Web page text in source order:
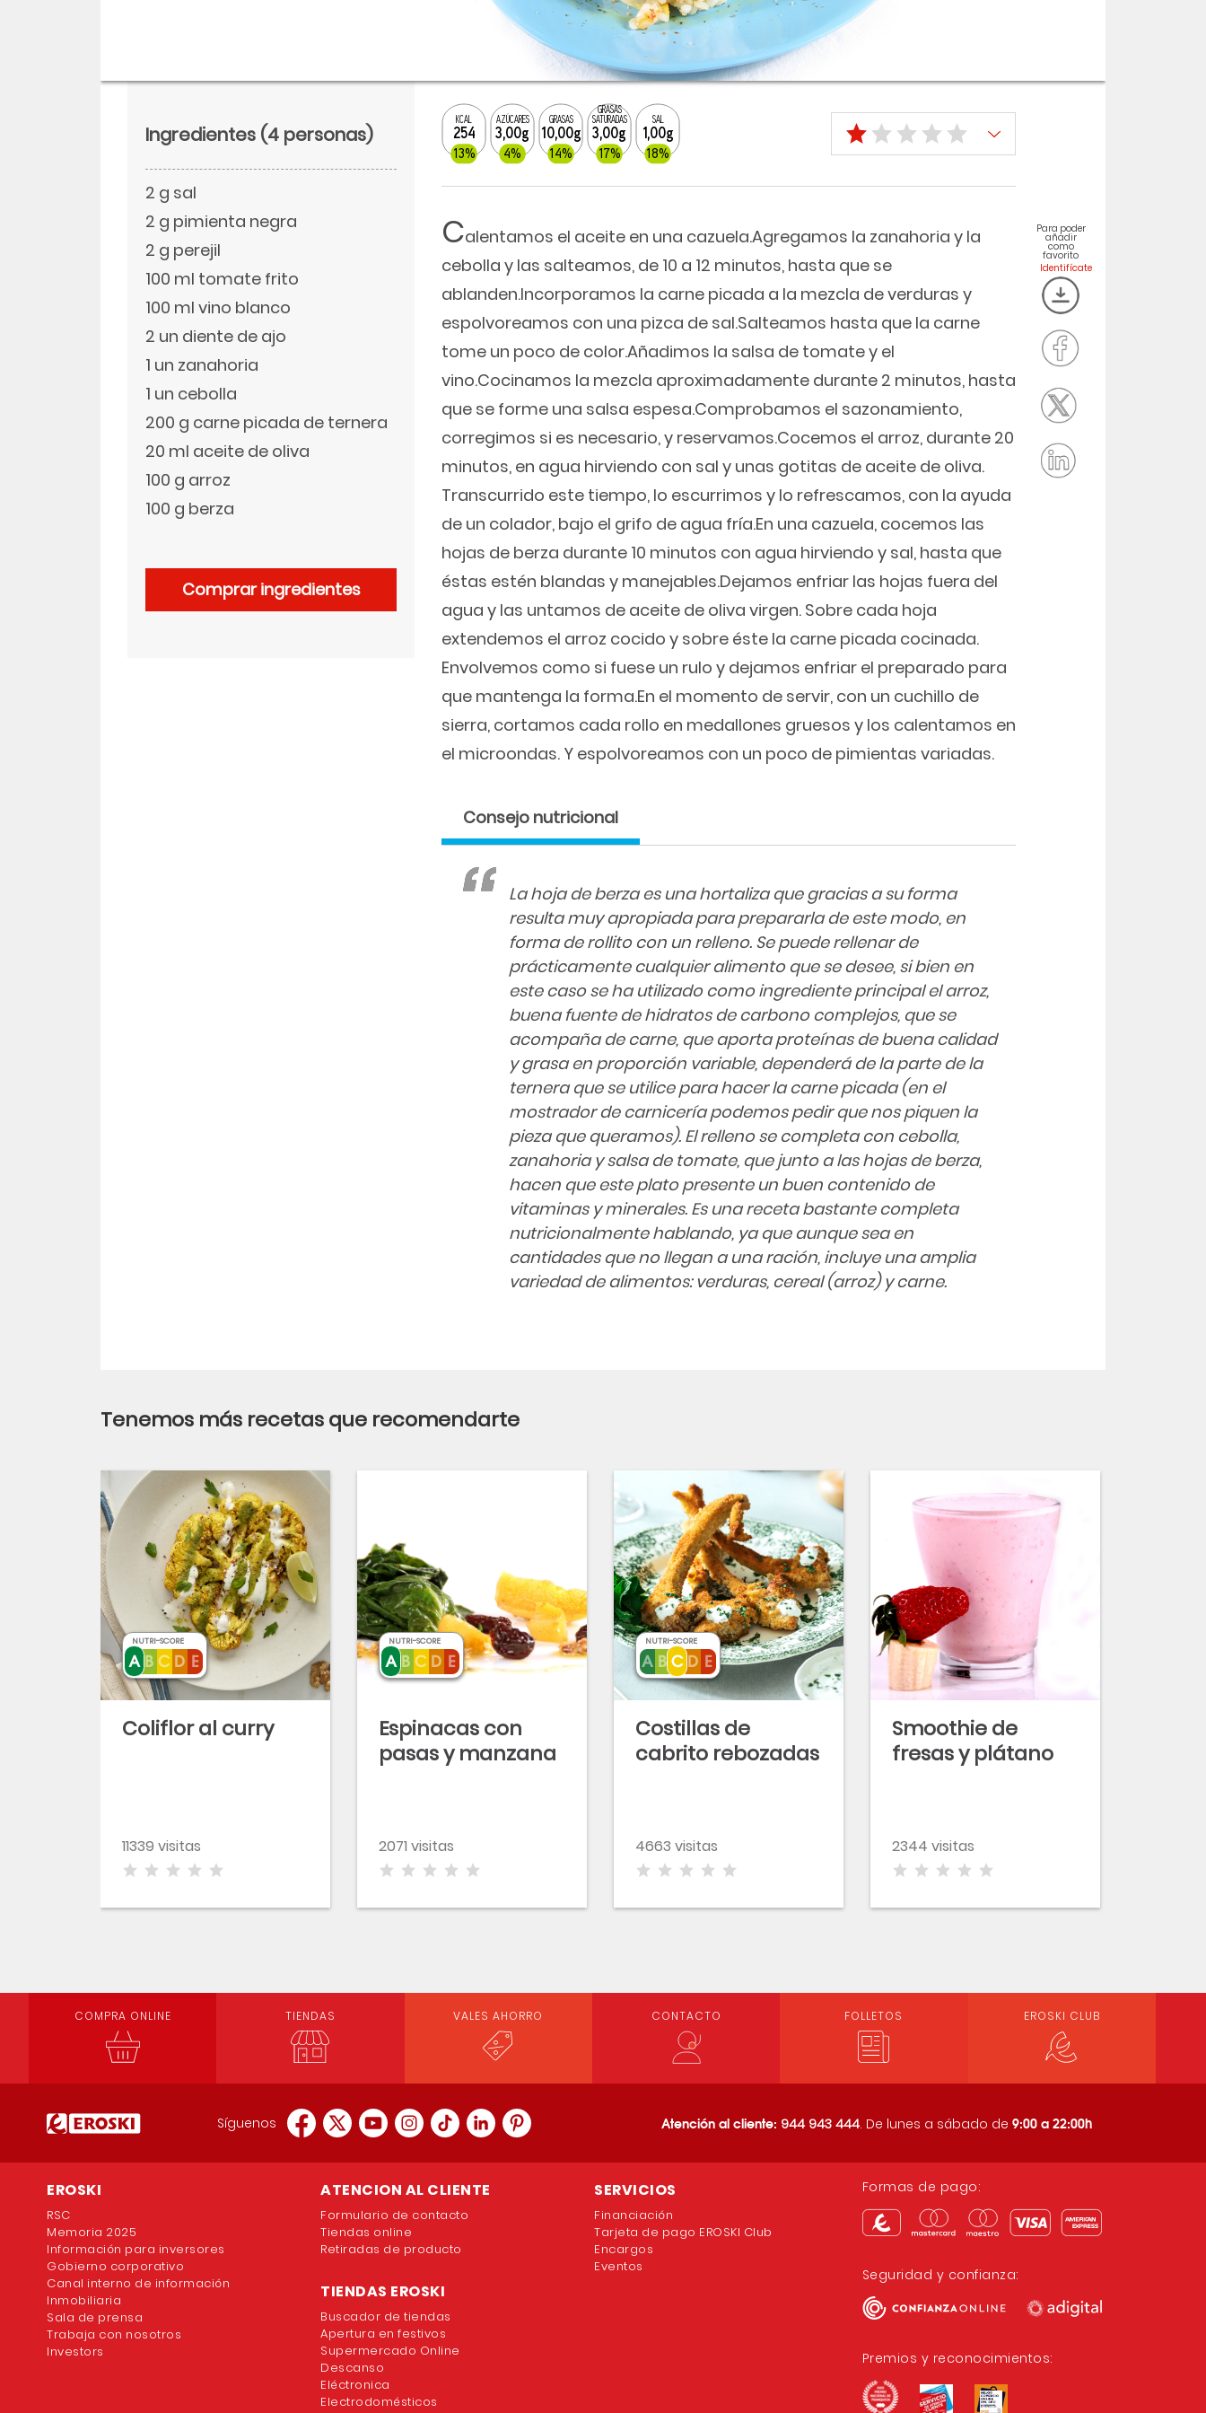
KCAL
254
13%
AZÚCARES
3,00g
4%
GRASAS
10,00g
14%
GRASAS
SATURADAS
3,00g
17%
SAL
1,00g
18%
Calentamos el aceite en una cazuela.Agregamos la zanahoria y la
cebolla y las salteamos, de 10 a 12 minutos, hasta que se
ablanden.Incorporamos la carne picada a la mezcla de verduras y
espolvoreamos con una pizca de sal.Salteamos hasta que la carne
tome un poco de color.Añadimos la salsa de tomate y el
vino.Cocinamos la mezcla aproximadamente durante 2 minutos, hasta
que se forme una salsa espesa.Comprobamos el sazonamiento,
corregimos si es necesario, y reservamos.Cocemos el arroz, durante 20
minutos, en agua hirviendo con sal y unas gotitas de aceite de oliva.
Transcurrido este tiempo, lo escurrimos y lo refrescamos, con la ayuda
de un colador, bajo el grifo de agua fría.En una cazuela, cocemos las
hojas de berza durante 10 minutos con agua hirviendo y sal, hasta que
éstas estén blandas y manejables.Dejamos enfriar las hojas fuera del
agua y las untamos de aceite de oliva virgen. Sobre cada hoja
extendemos el arroz cocido y sobre éste la carne picada cocinada.
Envolvemos como si fuese un rulo y dejamos enfriar el preparado para
que mantenga la forma.En el momento de servir, con un cuchillo de
sierra, cortamos cada rollo en medallones gruesos y los calentamos en
el microondas. Y espolvoreamos con un poco de pimientas variadas.
Consejo nutricional
La hoja de berza es una hortaliza que gracias a su forma
resulta muy apropiada para prepararla de este modo, en
forma de rollito con un relleno. Se puede rellenar de
prácticamente cualquier alimento que se desee, si bien en
este caso se ha utilizado como ingrediente principal el arroz,
buena fuente de hidratos de carbono complejos, que se
acompaña de carne, que aporta proteínas de buena calidad
y grasa en proporción variable, dependerá de la parte de la
ternera que se utilice para hacer la carne picada (en el
mostrador de carnicería podemos pedir que nos piquen la
pieza que queramos). El relleno se completa con cebolla,
zanahoria y salsa de tomate, que junto a las hojas de berza,
hacen que este plato presente un buen contenido de
vitaminas y minerales. Es una receta bastante completa
nutricionalmente hablando, ya que aunque sea en
cantidades que no llegan a una ración, incluye una amplia
variedad de alimentos: verduras, cereal (arroz) y carne.
Para poder
añadir
como
favorito
Ingredientes (4 personas)
2 g sal
2 g pimienta negra
2 g perejil
100 ml tomate frito
100 ml vino blanco
2 un diente de ajo
1 un zanahoria
1 un cebolla
200 g carne picada de ternera
20 ml aceite de oliva
100 g arroz
100 g berza
Comprar ingredientes
Tenemos más recetas que recomendarte
Coliflor al curry
11339 visitas
NUTRI-SCORE
Espinacas con
pasas y manzana
2071 visitas
NUTRI-SCORE
Costillas de
cabrito rebozadas
4663 visitas
NUTRI-SCORE
Smoothie de
fresas y plátano
2344 visitas
COMPRA ONLINE TIENDAS VALES AHORRO CONTACTO FOLLETOS EROSKI CLUB
Síguenos Atención al cliente: 944 943 444. De lunes a sábado de 9:00 a 22:00h
EROSKI
RSC
Memoria 2025
Información para inversores
Gobierno corporativo
Canal interno de información
Inmobiliaria
Sala de prensa
Trabaja con nosotros
Investors
ATENCION AL CLIENTE
Formulario de contacto
Tiendas online
Retiradas de producto
TIENDAS EROSKI
Buscador de tiendas
Apertura en festivos
Supermercado Online
Descanso
Eléctronica
Electrodomésticos
SERVICIOS
Financiación
Tarjeta de pago EROSKI Club
Encargos
Eventos
Formas de pago:
Seguridad y confianza:
Premios y reconocimientos: